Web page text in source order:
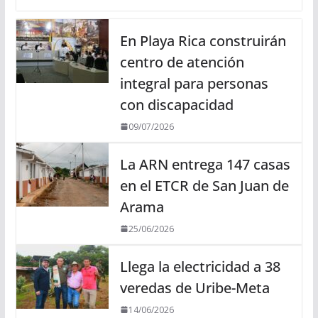
En Playa Rica construirán
centro de atención
integral para personas
con discapacidad
09/07/2026
La ARN entrega 147 casas
en el ETCR de San Juan de
Arama
25/06/2026
Llega la electricidad a 38
veredas de Uribe-Meta
14/06/2026